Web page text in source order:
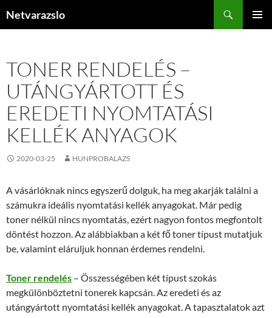
Netvarazslo
TONER RENDELÉS –
UTÁNGYÁRTOTT ÉS
EREDETI NYOMTATÁSI
KELLÉK ANYAGOK
2020-03-25 HUNPROBALAZS
A vásárlóknak nincs egyszerű dolguk, ha meg akarják találni a
számukra ideális nyomtatási kellék anyagokat. Már pedig
toner nélkül nincs nyomtatás, ezért nagyon fontos megfontolt
döntést hozzon. Az alábbiakban a két fő toner típust mutatjuk
be, valamint eláruljuk honnan érdemes rendelni.
Toner rendelés – Összességében két típust szokás
megkülönböztetni tonerek kapcsán. Az eredeti és az
utángyártott nyomtatási kellék anyagokat. A tapasztalatok azt